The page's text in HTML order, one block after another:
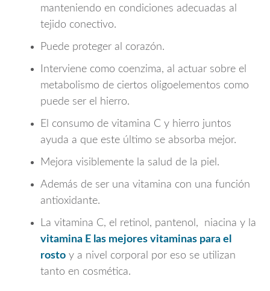
manteniendo en condiciones adecuadas al
tejido conectivo.
Puede proteger al corazón.
Interviene como coenzima, al actuar sobre el
metabolismo de ciertos oligoelementos como
puede ser el hierro.
El consumo de vitamina C y hierro juntos
ayuda a que este último se absorba mejor.
Mejora visiblemente la salud de la piel.
Además de ser una vitamina con una función
antioxidante.
La vitamina C, el retinol, pantenol, niacina y la
vitamina E las mejores vitaminas para el
rosto y a nivel corporal por eso se utilizan
tanto en cosmética.